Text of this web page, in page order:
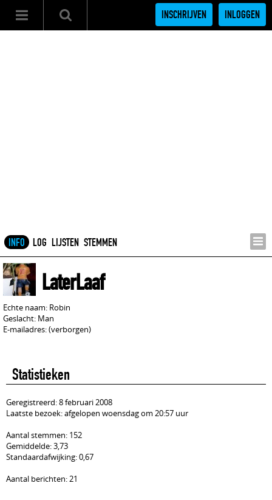
INSCHRIJVEN INLOGGEN
INFO LOG LIJSTEN STEMMEN
LaterLaaf
Echte naam: Robin
Geslacht: Man
E-mailadres: (verborgen)
Statistieken
Geregistreerd: 8 februari 2008
Laatste bezoek: afgelopen woensdag om 20:57 uur
Aantal stemmen: 152
Gemiddelde: 3,73
Standaardafwijking: 0,67
Aantal berichten: 21